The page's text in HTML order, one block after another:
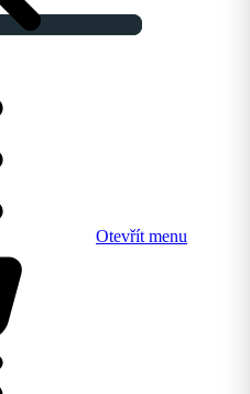
Otevřít menu